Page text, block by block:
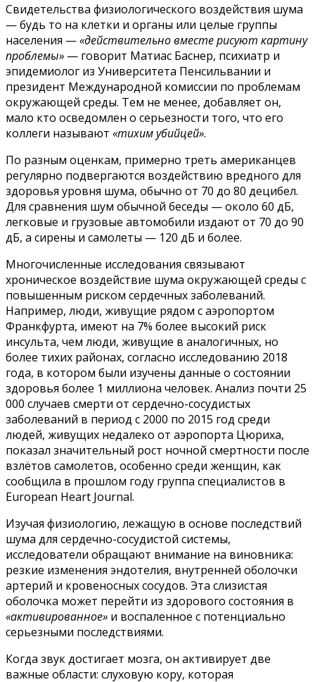
Свидетельства физиологического воздействия шума
— будь то на клетки и органы или целые группы
населения —«действительно вместе рисуют картину
проблемы» — говорит Матиас Баснер, психиатр и
эпидемиолог из Университета Пенсильвании и
президент Международной комиссии по проблемам
окружающей среды. Тем не менее, добавляет он,
мало кто осведомлен о серьезности того, что его
коллеги называют «тихим убийцей».
По разным оценкам, примерно треть американцев
регулярно подвергаются воздействию вредного для
здоровья уровня шума, обычно от 70 до 80 децибел.
Для сравнения шум обычной беседы — около 60 дБ,
легковые и грузовые автомобили издают от 70 до 90
дБ, а сирены и самолеты — 120 дБ и более.
Многочисленные исследования связывают
хроническое воздействие шума окружающей среды с
повышенным риском сердечных заболеваний.
Например, люди, живущие рядом с аэропортом
Франкфурта, имеют на 7% более высокий риск
инсульта, чем люди, живущие в аналогичных, но
более тихих районах, согласно исследованию 2018
года, в котором были изучены данные о состоянии
здоровья более 1 миллиона человек. Анализ почти 25
000 случаев смерти от сердечно-сосудистых
заболеваний в период с 2000 по 2015 год среди
людей, живущих недалеко от аэропорта Цюриха,
показал значительный рост ночной смертности после
взлётов самолетов, особенно среди женщин, как
сообщила в прошлом году группа специалистов в
European Heart Journal.
Изучая физиологию, лежащую в основе последствий
шума для сердечно-сосудистой системы,
исследователи обращают внимание на виновника:
резкие изменения эндотелия, внутренней оболочки
артерий и кровеносных сосудов. Эта слизистая
оболочка может перейти из здорового состояния в
«активированное» и воспаленное с потенциально
серьезными последствиями.
Когда звук достигает мозга, он активирует две
важные области: слуховую кору, которая